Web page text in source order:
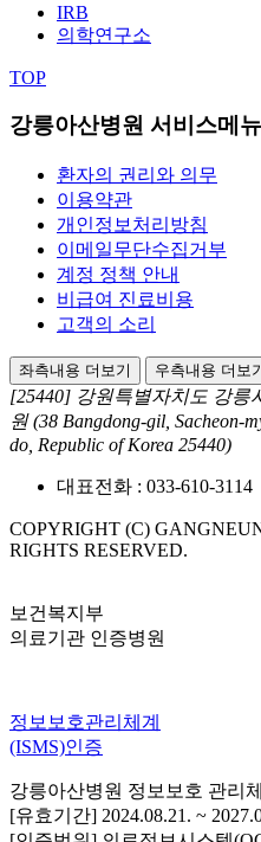
IRB
의학연구소
TOP
강릉아산병원 서비스메뉴
환자의 권리와 의무
이용약관
개인정보처리방침
이메일무단수집거부
계정 정책 안내
비급여 진료비용
고객의 소리
좌측내용 더보기 우측내용 더보
[25440] 강원특별자치도 강릉
원 (38 Bangdong-gil, Sacheon-
do, Republic of Korea 25440)
대표전화 : 033-610-3114
COPYRIGHT (C)
RIGHTS RESERVED.
보건복지부
의료기관 인증병원
정보보호관리체계
(ISMS)인증
강릉아산병원 정보보호 관리
[유효기간] 2024.08.21. ~